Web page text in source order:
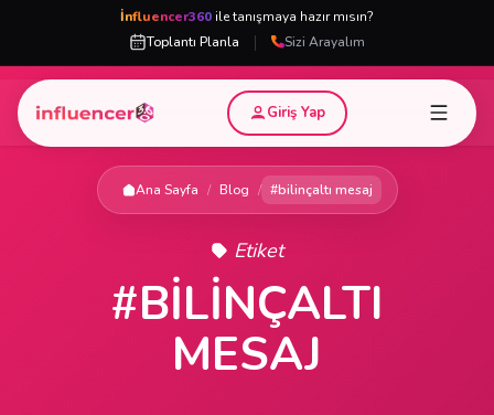
İnfluencer360 ile tanışmaya hazır mısın?
Toplantı Planla
| Sizi Arayalım
Giriş Yap
Ana Sayfa / Blog / #bilinçaltı mesaj
Etiket
#BILINÇALTI
MESAJ